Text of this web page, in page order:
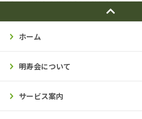
ホーム
明寿会について
サービス案内